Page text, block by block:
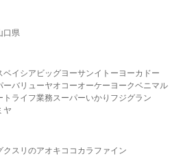
口県
ベイシア ビッグヨーサンイトーヨーカドー
ーバリューヤオコーオーケー ヨークベニマル
ト ライフ業務スーパーいかり フジグラン
ヤ
クスリのアオキ ココカラファイン